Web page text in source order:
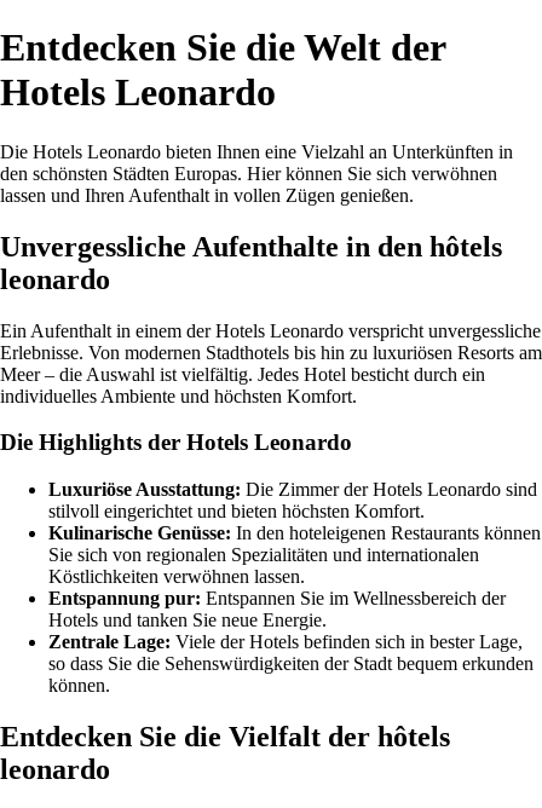
Entdecken Sie die Welt der
Hotels Leonardo
Die Hotels Leonardo bieten Ihnen eine Vielzahl an Unterkünften in
den schönsten Städten Europas. Hier können Sie sich verwöhnen
lassen und Ihren Aufenthalt in vollen Zügen genießen.
Unvergessliche Aufenthalte in den hôtels
leonardo
Ein Aufenthalt in einem der Hotels Leonardo verspricht unvergessliche
Erlebnisse. Von modernen Stadthotels bis hin zu luxuriösen Resorts am
Meer – die Auswahl ist vielfältig. Jedes Hotel besticht durch ein
individuelles Ambiente und höchsten Komfort.
Die Highlights der Hotels Leonardo
Luxuriöse Ausstattung: Die Zimmer der Hotels Leonardo sind
stilvoll eingerichtet und bieten höchsten Komfort.
Kulinarische Genüsse: In den hoteleigenen Restaurants können
Sie sich von regionalen Spezialitäten und internationalen
Köstlichkeiten verwöhnen lassen.
Entspannung pur: Entspannen Sie im Wellnessbereich der
Hotels und tanken Sie neue Energie.
Zentrale Lage: Viele der Hotels befinden sich in bester Lage,
so dass Sie die Sehenswürdigkeiten der Stadt bequem erkunden
können.
Entdecken Sie die Vielfalt der hôtels
leonardo